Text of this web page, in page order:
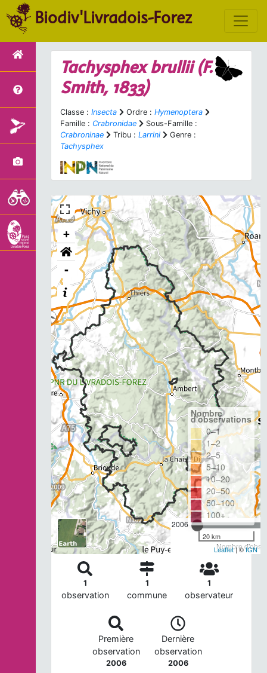
Biodiv'Livradois-Forez
Tachysphex brullii(F.
Smith, 1833)
Classe : Insecta Ordre : Hymenoptera
Famille : Crabronidae
Sous-Famille :
Crabroninae
Tribu : Larrini
Genre :
Tachysphex
+
-
2006
Nombre
Nombre
d'observations
0–1
1–2
2–5
5–10
10–20
20–50
50–100
100+
20 km
Leaflet| ©IGN
1
observation
1
commune
1
observateur
Première
observation
2006
Dernière
observation
2006